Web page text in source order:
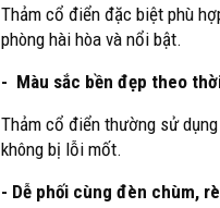
Thảm cổ điển đặc biệt phù
phòng hài hòa và nổi bật.
- Màu sắc bền đẹp theo
Thảm cổ điển thường sử
không bị lỗi mốt.
- Dễ phối cùng đèn chùm,